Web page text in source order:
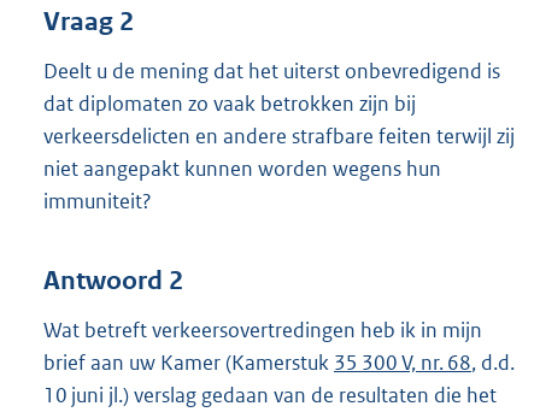
Vraag 2
Deelt u de mening dat het uiterst onbevredigend is
dat diplomaten zo vaak betrokken zijn bij
verkeersdelicten en andere strafbare feiten terwijl zij
niet aangepakt kunnen worden wegens hun
immuniteit?
Antwoord 2
Wat betreft verkeersovertredingen heb ik in mijn
brief aan uw Kamer (Kamerstuk 35 300 V, nr. 68, d.d.
10 juni jl.) verslag gedaan van de resultaten die het